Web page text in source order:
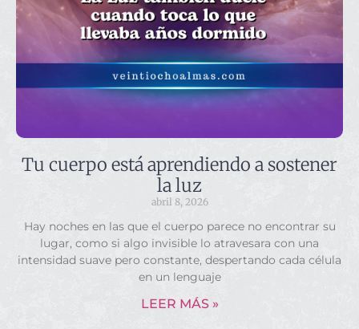
Tu cuerpo está aprendiendo a sostener
la luz
abril 8, 2026
Hay noches en las que el cuerpo parece no encontrar su
lugar, como si algo invisible lo atravesara con una
intensidad suave pero constante, despertando cada célula
en un lenguaje
LEER MÁS »